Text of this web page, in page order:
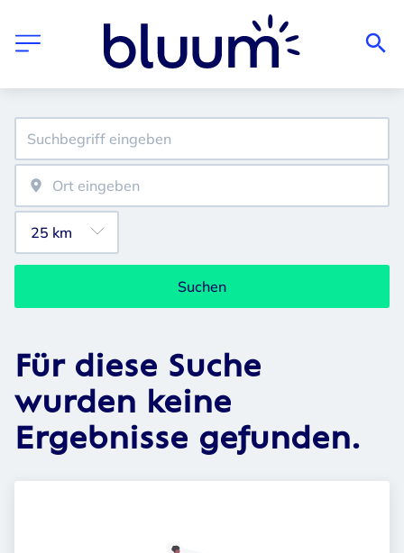
Suchen
Für diese Suche
wurden keine
Ergebnisse gefunden.